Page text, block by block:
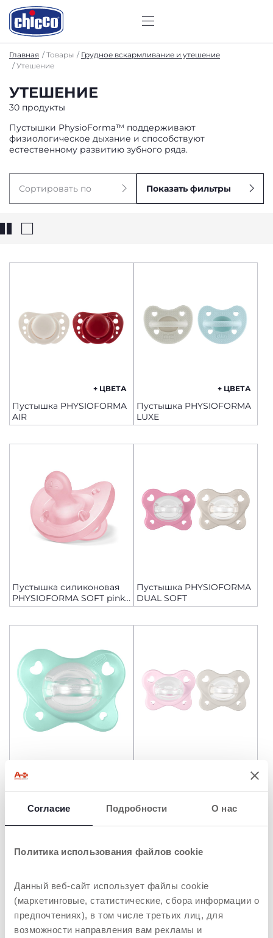
Согласие Подробности О нас
Политика использования файлов cookie
Данный веб-сайт использует файлы cookie
(маркетинговые, статистические, сбора информации о
предпочтениях), в том числе третьих лиц, для
возможности направления вам рекламы и
Главная Товары
Грудное вскармливание и утешение
Утешение
УТЕШЕНИЕ
30 продукты
Пустышки PhysioForma™ поддерживают
физиологическое дыхание и способствуют
естественному развитию зубного ряда.
Сортировать по Показать фильтры
+ ЦВЕТА
Пустышка PHYSIOFORMA
AIR
+ ЦВЕТА
Пустышка PHYSIOFORMA
LUXE
Пустышка силиконовая
PHYSIOFORMA SOFT pink,
6-16 мес, 2 шт
Пустышка PHYSIOFORMA
DUAL SOFT
PhysioForma Dual Soft
+ ЦВЕТА